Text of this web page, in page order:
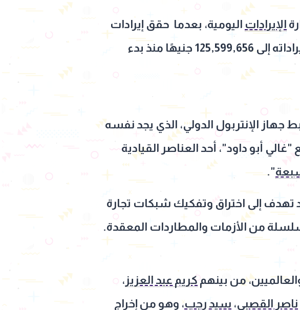
الإيرادات اليومية، بعدما حقق إيرادات
بلغت 5,801,579 جنيه، من خلال 51,455 تذكرة، ليصل إجمالي إيراداته إلى 125,599,656 جنيهًا منذ بدء
جهاز الإنتربول الدولي، الذي يجد نفسه
أبو داود"، أحد العناصر القيادية
".
تهدف إلى اختراق وتفكيك شبكات تجارة
من الأزمات والمطاردات المعقدة.
من بينهم كريم عبد العزيز ،
ناصر القصبي، سيد رجب، وهو من إخراج